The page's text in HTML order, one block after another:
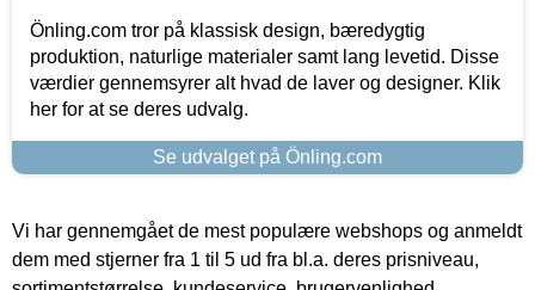
Önling.com tror på klassisk design, bæredygtig
produktion, naturlige materialer samt lang levetid. Disse
værdier gennemsyrer alt hvad de laver og designer. Klik
her for at se deres udvalg.
Se udvalget på Önling.com
Vi har gennemgået de mest populære webshops og anmeldt
dem med stjerner fra 1 til 5 ud fra bl.a. deres prisniveau,